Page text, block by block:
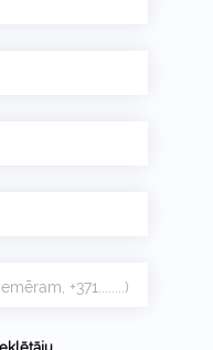
+371........)